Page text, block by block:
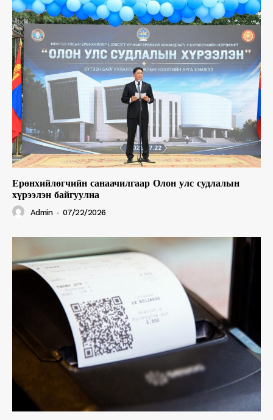
Ерөнхийлөгчийн санаачилгаар Олон улс судлалын
хүрээлэн байгуулна
Admin - 07/22/2026